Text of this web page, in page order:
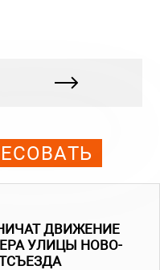
ДВИЖЕНИЕ
УЛИЦЫ НОВО-